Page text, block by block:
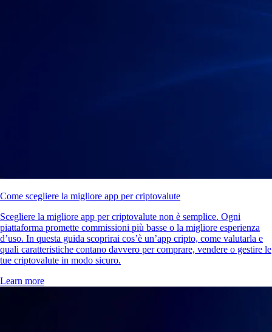
Come scegliere la migliore app per criptovalute
Scegliere la migliore app per criptovalute non è semplice. Ogni
piattaforma promette commissioni più basse o la migliore esperienza
d’uso. In questa guida scoprirai cos’è un’app cripto, come valutarla e
quali caratteristiche contano davvero per comprare, vendere o gestire le
tue criptovalute in modo sicuro.
Learn more